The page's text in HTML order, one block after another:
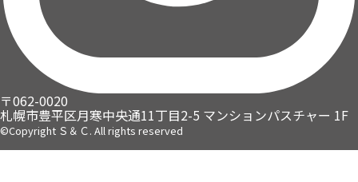
〒062-0020
札幌市豊平区月寒中央通11丁目2-5 マンションパスチャー 1F
©Copyright Ｓ＆Ｃ. All rights reserved